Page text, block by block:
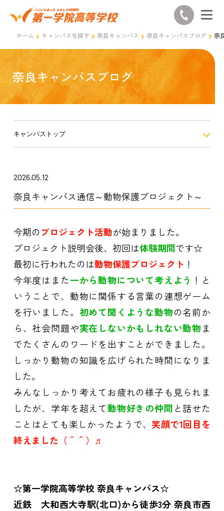
ホーム キャンパスを探す 奈良キャンパス 奈良キャンパスブログ 奈
奈良キャンパスブログ
キャンパストップ
2026.05.12
奈良キャンパス通信～動物保護プロジェクト～
今期のプロジェクト活動が始まりました。
プロジェクト説明会後、初回は体験期間です☆
最初に行われたのは動物保護プロジェクト ！
今年度はまた一から動物について考えよう ！と
いうことで、動物に関係する言葉の連想ゲーム
を行いました。 初めて聞くような動物の名前か
ら、社会問題や実在しないかもしれない動物 ま
でたくさんのワードを出すことができました。
しっかり動物の知識を広げられた時間になりま
した。
みんなしっかり考えてお疲れの様子も見られま
したが、学年を超えて動物好きの仲間と話せた
ことはとても楽しかったようで、笑顔で1回目を
終えました（＾＾）♬
☆第一学院高等学校 奈良キャンパス☆
近鉄 大和西大寺駅(北口)から徒歩3分 奈良市西